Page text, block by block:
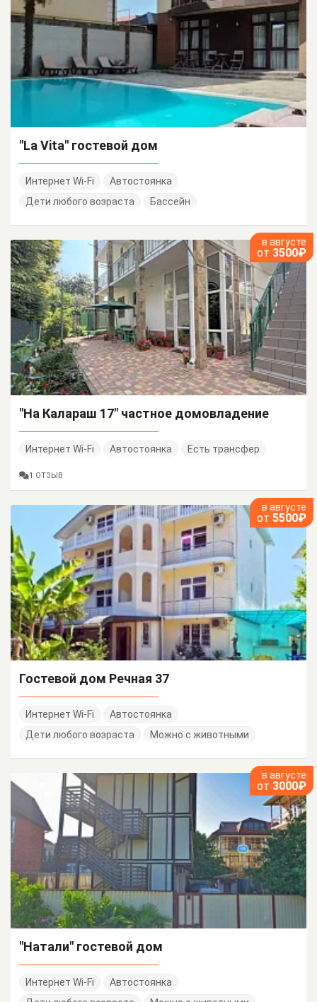
"La Vita" гостевой дом
Интернет Wi-Fi
Автостоянка
Дети любого возраста
Бассейн
в августе
от 3500₽
"На Калараш 17" частное домовладение
Интернет Wi-Fi Автостоянка Есть трансфер
1 ОТЗЫВ
в августе
от 5500₽
Гостевой дом Речная 37
Интернет Wi-Fi
Автостоянка
Дети любого возраста
Можно с животными
в августе
от 3000₽
"Натали" гостевой дом
Интернет Wi-Fi
Автостоянка